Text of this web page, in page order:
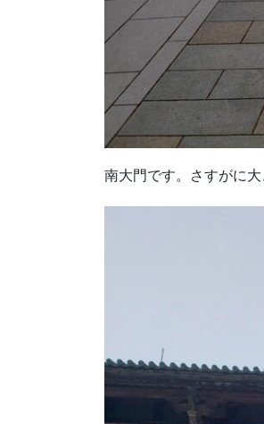
南大門です。さすがに大